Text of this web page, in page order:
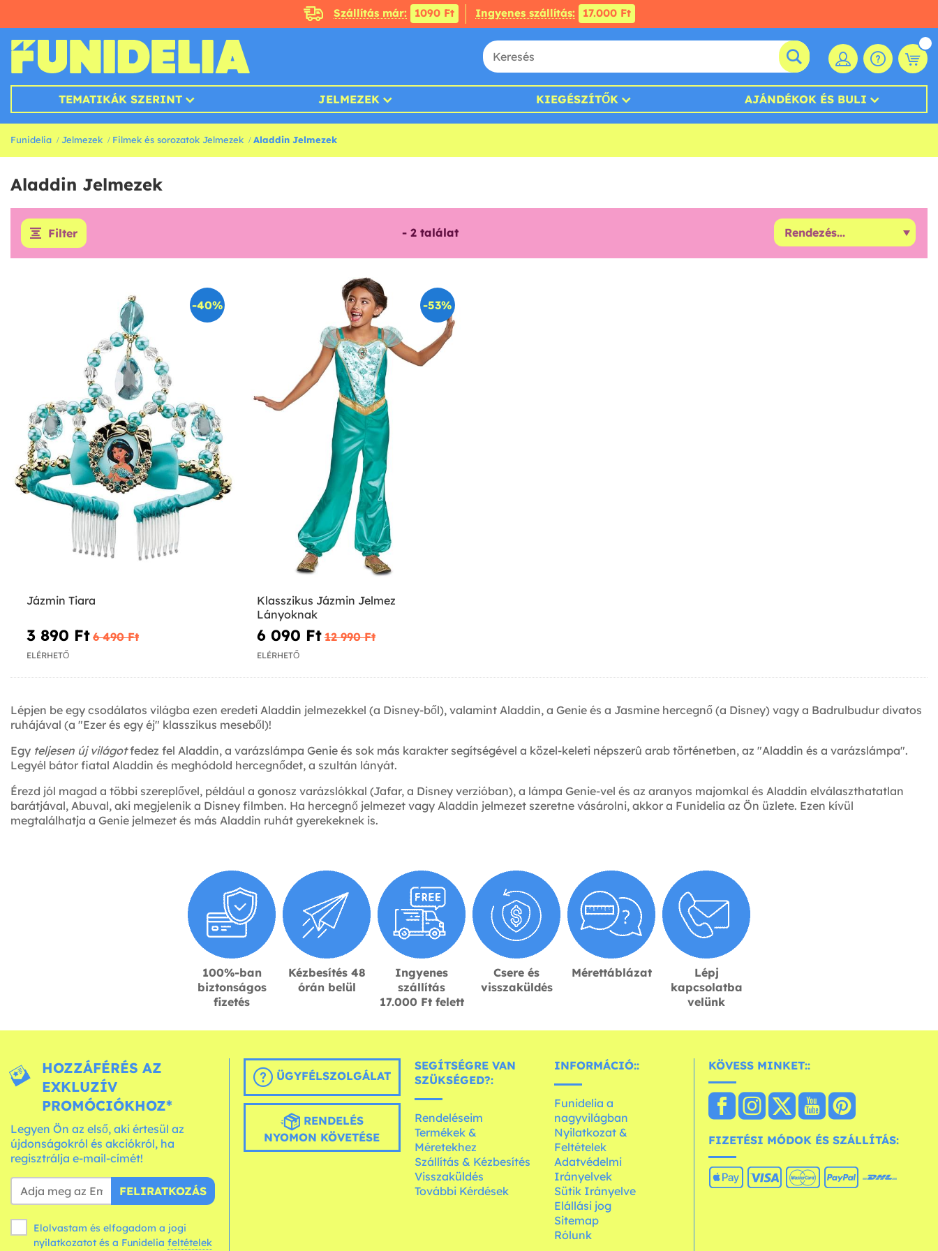
Szállítás már: 1090 Ft Ingyenes szállítás: 17.000 Ft
TEMATIKÁK SZERINT JELMEZEK KIEGÉSZÍTŐK AJÁNDÉKOK ÉS BULI
Funidelia Jelmezek Filmek és sorozatok Jelmezek Aladdin Jelmezek
Aladdin Jelmezek
Filter - 2 találat
-40%
Jázmin Tiara
3 890 Ft‎ 6 490 Ft‎
ELÉRHETŐ
-53%
Klasszikus Jázmin Jelmez
Lányoknak
6 090 Ft‎ 12 990 Ft‎
ELÉRHETŐ
Lépjen be egy csodálatos világba ezen eredeti Aladdin jelmezekkel (a Disney-ből), valamint Aladdin, a Genie és a Jasmine hercegnő (a Disney) vagy a Badrulbudur divatos
ruhájával (a "Ezer és egy éj" klasszikus meseből)!
Egy teljesen új világotfedez fel Aladdin, a varázslámpa Genie és sok más karakter segítségével a közel-keleti népszerû arab történetben, az "Aladdin és a varázslámpa".
Legyél bátor fiatal Aladdin és meghódold hercegnődet, a szultán lányát.
Érezd jól magad a többi szereplővel, például a gonosz varázslókkal (Jafar, a Disney verzióban), a lámpa Genie-vel és az aranyos majomkal és Aladdin elválaszthatatlan
barátjával, Abuval, aki megjelenik a Disney filmben. Ha hercegnő jelmezet vagy Aladdin jelmezet szeretne vásárolni, akkor a Funidelia az Ön üzlete. Ezen kívül
megtalálhatja a Genie jelmezet és más Aladdin ruhát gyerekeknek is.
100%-ban
biztonságos
fizetés
Kézbesítés 48
órán belül
Ingyenes
szállítás
17.000 Ft felett
Csere és
visszaküldés
Mérettáblázat
Lépj
kapcsolatba
velünk
HOZZÁFÉRÉS AZ
EXKLUZÍV
PROMÓCIÓKHOZ*
Legyen Ön az első, aki értesül az
újdonságokról és akciókról, ha
regisztrálja e-mail-címét!
FELIRATKOZÁS
Elolvastam és elfogadom a jogi
nyilatkozatot és a Funidelia feltételek
ÜGYFÉLSZOLGÁLAT
RENDELÉS
NYOMON KÖVETÉSE
SEGÍTSÉGRE VAN
SZÜKSÉGED?:
Rendeléseim
Termékek &
Méretekhez
Szállítás & Kézbesítés
Visszaküldés
További Kérdések
INFORMÁCIÓ::
Funidelia a
nagyvilágban
Nyilatkozat &
Feltételek
Adatvédelmi
Irányelvek
Sütik Irányelve
Elállási jog
Sitemap
Rólunk
KÖVESS MINKET::
FIZETÉSI MÓDOK ÉS SZÁLLÍTÁS: